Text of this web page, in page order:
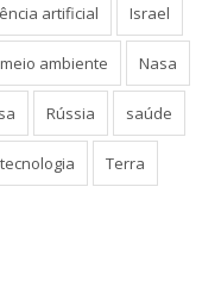
artificial Israel
meio ambiente Nasa
Rússia saúde
tecnologia Terra